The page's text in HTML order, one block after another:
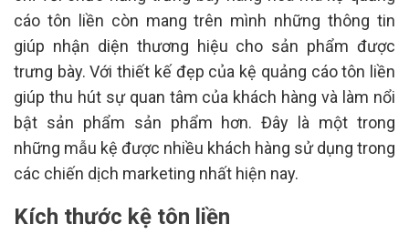
cáo tôn liền còn mang trên mình những thông tin
giúp nhận diện thương hiệu cho sản phẩm được
trưng bày. Với thiết kế đẹp của kệ quảng cáo tôn liền
giúp thu hút sự quan tâm của khách hàng và làm nổi
bật sản phẩm sản phẩm hơn. Đây là một trong
những mẫu kệ được nhiều khách hàng sử dụng trong
các chiến dịch marketing nhất hiện nay.
Kích thước kệ tôn liền